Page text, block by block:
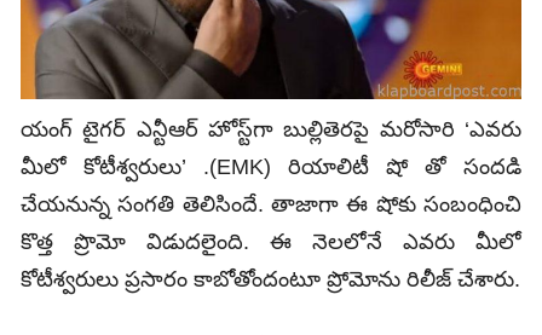
యంగ్‌ టైగర్‌ ఎన్టీఆర్‌ హోస్ట్‌గా బుల్లితెరపై మరోసారి ‘ఎవరు
మీలో కోటీశ్వరులు’ .(EMK) రియాలిటీ షో తో సందడి
చేయనున్న సంగతి తెలిసిందే. తాజాగా ఈ షోకు సంబంధించి
కొత్త ప్రొమో విడుదలైంది. ఈ నెలలోనే ఎవరు మీలో
కోటీశ్వరులు ప్రసారం కాబోతోందంటూ ప్రోమోను రిలీజ్‌ చేశారు.